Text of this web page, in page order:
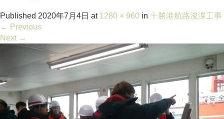
Published 2020年7月4日 at 1280 × 960 in 十勝港航路浚渫工事
← Previous
Next →